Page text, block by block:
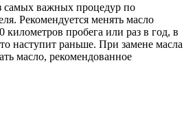
самых важных процедур по
Рекомендуется менять масло
пробега или раз в год, в
наступит раньше. При замене масла
масло, рекомендованное